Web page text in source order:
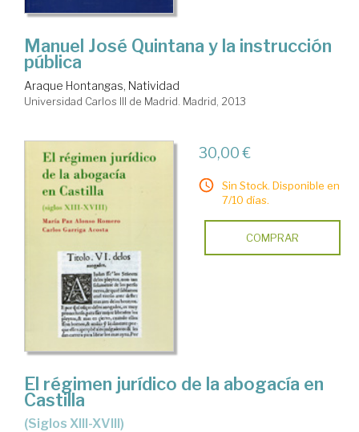
Manuel José Quintana y la instrucción
pública
Araque Hontangas, Natividad
Universidad Carlos III de Madrid. Madrid, 2013
30,00 €
Sin Stock. Disponible en
7/10 días.
COMPRAR
El régimen jurídico de la abogacía en
Castilla
(siglos XIII-XVIII)